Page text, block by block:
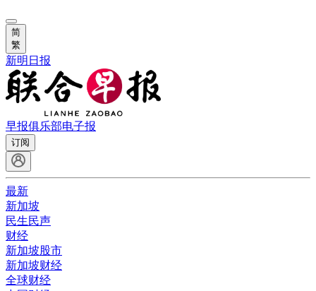
简
繁
新明日报
早报俱乐部电子报
订阅
最新
新加坡
民生民声
财经
新加坡股市
新加坡财经
全球财经